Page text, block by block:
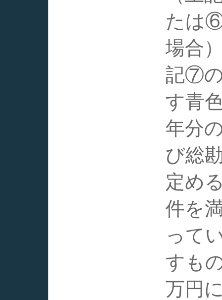
たは
場合
記⑦
す青
年分
び総
定め
件を
って
すも
万円